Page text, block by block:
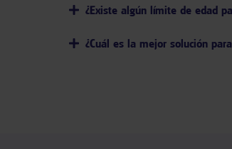
¿Existe algún límite de edad
¿Cuál es la mejor solución